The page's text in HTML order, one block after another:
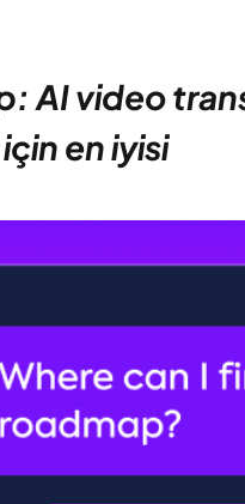
AI video
en iyisi